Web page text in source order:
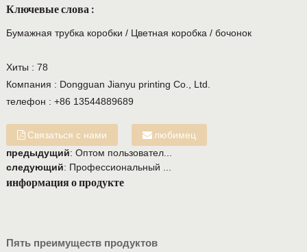
Ключевые слова :
Бумажная трубка коробки / Цветная коробка / бочонок
Хиты : 78
Компания : Dongguan Jianyu printing Co., Ltd.
телефон : +86 13544889689
Связаться с нами
любимец
предыдущий: Оптом пользовател...
следующий: Профессиональный ...
информация о продукте
Пять преимуществ продуктов